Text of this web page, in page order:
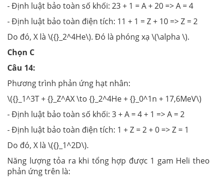
- Định luật bảo toàn số khối: 23 + 1 = A + 20 => A = 4
- Định luật bảo toàn điện tích: 11 + 1 = Z + 10 => Z = 2
Do đó, X là \({}_2^4He\). Đó là phóng xạ \(\alpha \).
Chọn C
Câu 14:
Phương trình phản ứng hạt nhân:
\({}_1^3T + {}_Z^AX \to {}_2^4He + {}_0^1n + 17,6MeV\)
- Định luật bảo toàn số khối: 3 + A = 4 + 1 => A = 2
- Định luật bảo toàn điện tích: 1 + Z = 2 + 0 => Z = 1
Do đó, X là \({}_1^2D\).
Năng lượng tỏa ra khi tổng hợp được 1 gam Heli theo
phản ứng trên là: